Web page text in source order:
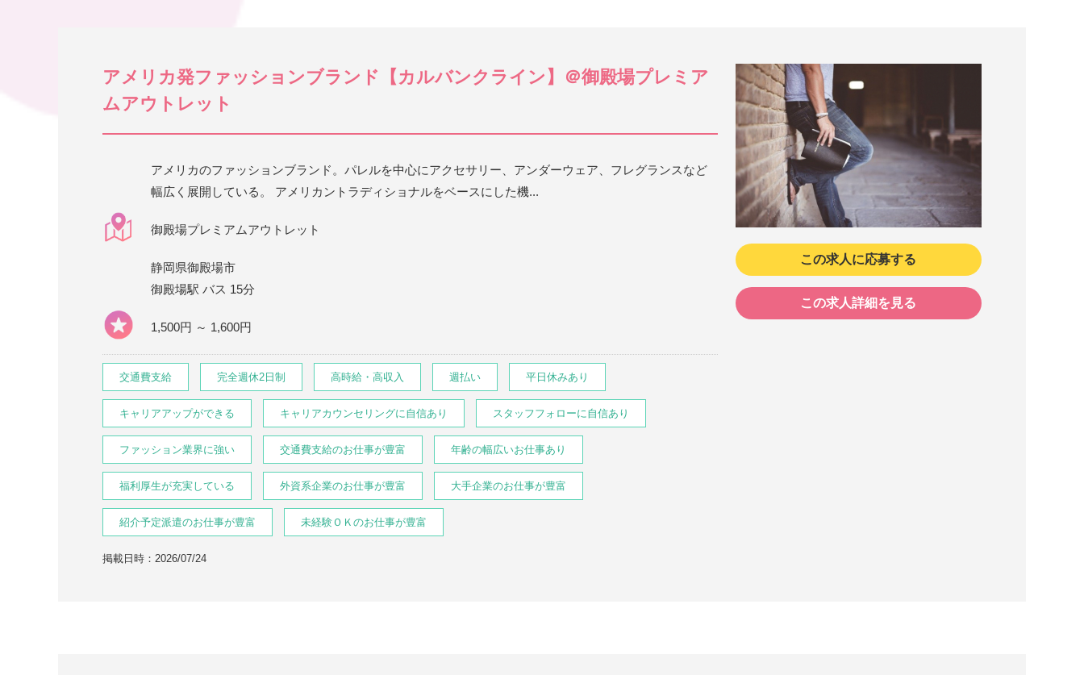
アメリカ発ファッションブランド【カルバンクライン】＠御殿場プレミア
ムアウトレット
アメリカのファッションブランド。パレルを中心にアクセサリー、アンダーウェア、フレグランスなど
幅広く展開している。 アメリカントラディショナルをベースにした機...
御殿場プレミアムアウトレット
静岡県御殿場市
御殿場駅 バス 15分
1,500円 ～ 1,600円
交通費支給 完全週休2日制 高時給・高収入 週払い 平日休みあり
キャリアアップができる キャリアカウンセリングに自信あり スタッフフォローに自信あり
ファッション業界に強い 交通費支給のお仕事が豊富 年齢の幅広いお仕事あり
福利厚生が充実している 外資系企業のお仕事が豊富 大手企業のお仕事が豊富
紹介予定派遣のお仕事が豊富 未経験ＯＫのお仕事が豊富
掲載日時：2026/07/24
この求人に応募する
この求人詳細を見る